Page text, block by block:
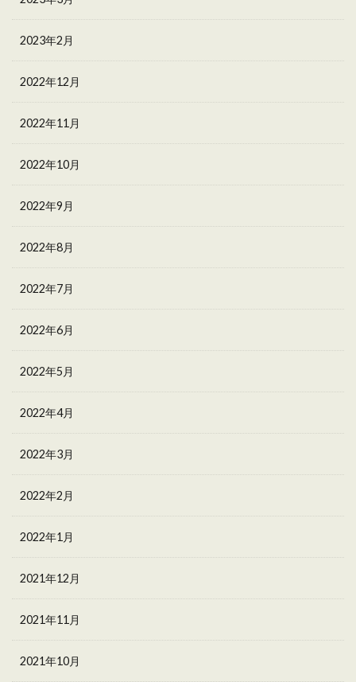
2023年2月
2022年12月
2022年11月
2022年10月
2022年9月
2022年8月
2022年7月
2022年6月
2022年5月
2022年4月
2022年3月
2022年2月
2022年1月
2021年12月
2021年11月
2021年10月